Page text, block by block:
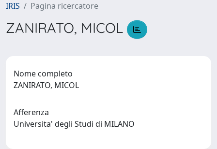
IRIS Pagina ricercatore
ZANIRATO, MICOL
Nome completo
ZANIRATO, MICOL
Afferenza
Universita' degli Studi di MILANO